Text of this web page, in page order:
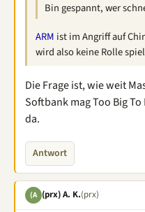
Bin gespannt, wer
ARM ist im Angriff auf
wird also keine Rolle
Die Frage ist, wie weit
Softbank mag Too Big
da.
Antwort
(A (prx) A. K.(prx)